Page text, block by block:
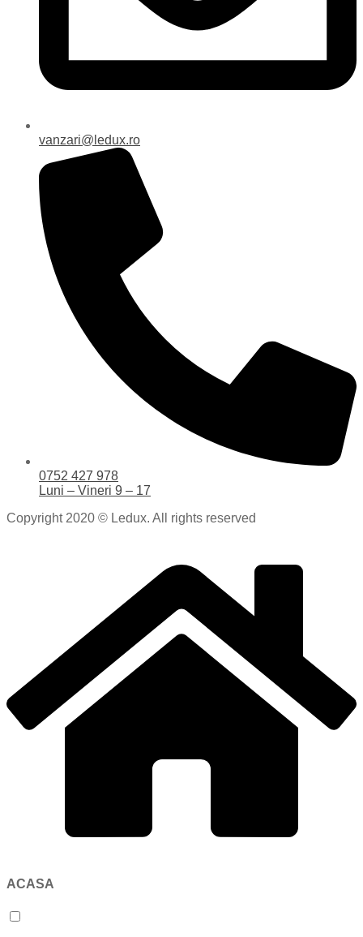
vanzari@ledux.ro
0752 427 978
Luni – Vineri 9 – 17
Copyright 2020 © Ledux. All rights reserved
ACASA